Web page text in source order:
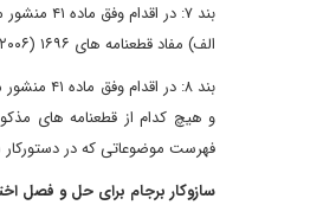
بند ۷: در اقدام وفق ماده ۴۱ منشور ملل متحد، تصمیم می گیرد که متعاقب دریافت گزارش مذکور در بند پنج از آژانس:
الف) مفاد قطعنامه های ۱۶۹۶ (۲۰۰۶)، ۱۷۳۷ (۲۰۰۶)، ۱۷۴۷ (۲۰۰۷)، (۲۰۰۸) ۱۸۰۳، ۱۸۳۵ (۲۰۰۸)، ۱۹۲۹ (۲۰۱۰) و ۲۲۲۴ (۲۰۱۵) باید لغو شوند؛
بند ۸:
فهرست موضوعاتی که در دستورکار
سازوکار برجام برای حل و فصل